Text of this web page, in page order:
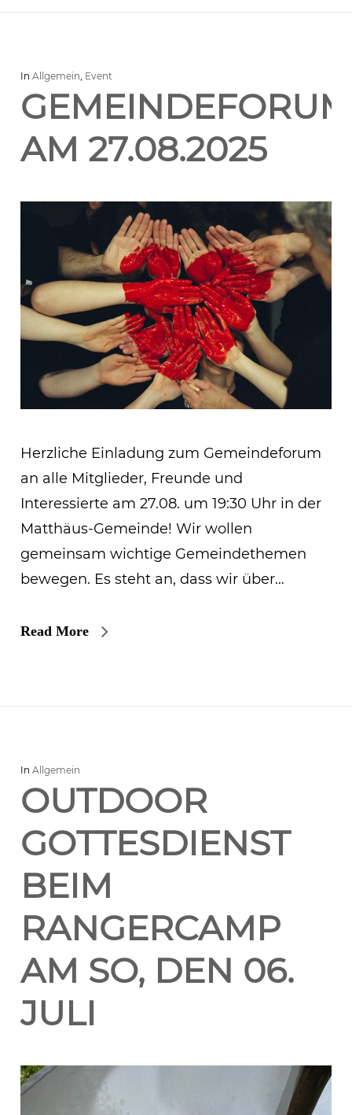
In Allgemein, Event
GEMEINDEFORUM
AM 27.08.2025
Herzliche Einladung zum Gemeindeforum
an alle Mitglieder, Freunde und
Interessierte am 27.08. um 19:30 Uhr in der
Matthäus-Gemeinde! Wir wollen
gemeinsam wichtige Gemeindethemen
bewegen. Es steht an, dass wir über…
Read More
In Allgemein
OUTDOOR
GOTTESDIENST
BEIM
RANGERCAMP
AM SO, DEN 06.
JULI